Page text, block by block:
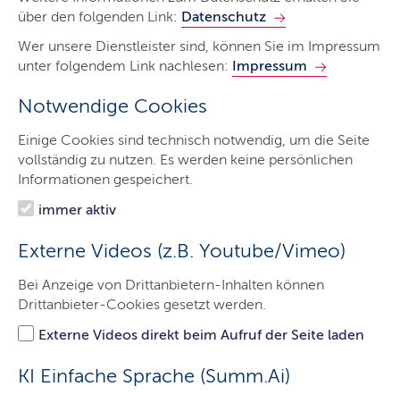
über den folgenden Link: Datenschutz
Wer unsere Dienstleister sind, können Sie im Impressum
unter folgendem Link nachlesen: Impressum
Notwendige Cookies
Einige Cookies sind technisch notwendig, um die Seite
vollständig zu nutzen. Es werden keine persönlichen
Informationen gespeichert.
immer aktiv
Externe Videos (z.B. Youtube/Vimeo)
Bei Anzeige von Drittanbietern-Inhalten können
Drittanbieter-Cookies gesetzt werden.
Externe Videos direkt beim Aufruf der Seite laden
KI Einfache Sprache (Summ.Ai)
Start
Das sind wir
Onlinewache
Prävention
Verkehrssicherheit
Fahndungen